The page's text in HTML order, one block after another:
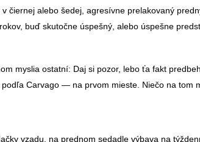
čiernej alebo šedej, agresívne prelakovaný
buď skutočne úspešný, alebo úspešne
myslia ostatní: Daj si pozor, lebo ťa fakt
Carvago — na prvom mieste. Niečo na tom
vzadu, na prednom sedadle výbava na